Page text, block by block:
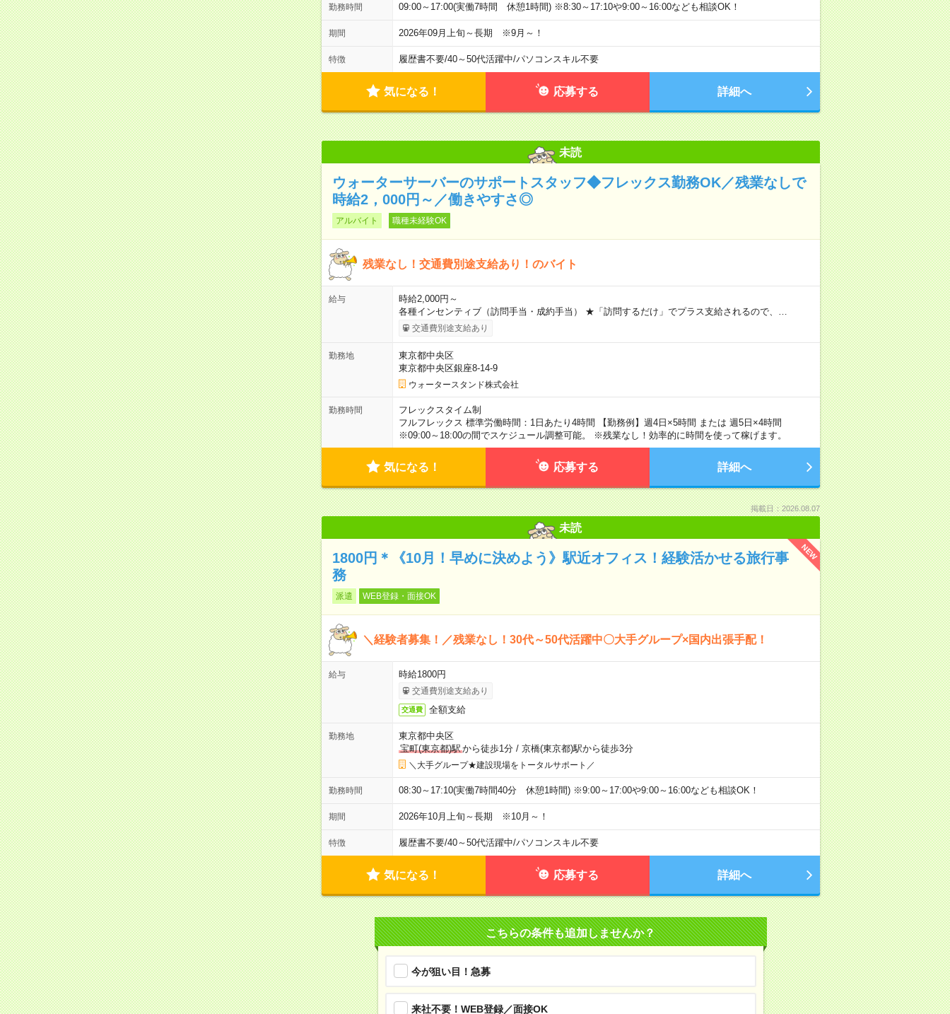
勤務時間 09:00～17:00(実働7時間 休憩1時間) ※8:30～17:10や9:00～16:00なども相談OK！
期間 2026年09月上旬～長期 ※9月～！
特徴 履歴書不要/40～50代活躍中/パソコンスキル不要
気になる！ 応募する 詳細へ
未読
ウォーターサーバーのサポートスタッフ◆フレックス勤務OK／残業なしで
時給2，000円～／働きやすさ◎
アルバイト 職種未経験OK
残業なし！交通費別途支給あり！のバイト
給与
時給2,000円～
各種インセンティブ（訪問手当・成約手当） ★「訪問するだけ」でプラス支給されるので、…
交通費別途支給あり
勤務地
東京都中央区
東京都中央区銀座8-14-9
ウォータースタンド株式会社
勤務時間
フレックスタイム制
フルフレックス 標準労働時間：1日あたり4時間 【勤務例】週4日×5時間 または 週5日×4時間
※09:00～18:00の間でスケジュール調整可能。 ※残業なし！効率的に時間を使って稼げます。
気になる！ 応募する 詳細へ
掲載日：2026.08.07
未読
NEW
1800円＊《10月！早めに決めよう》駅近オフィス！経験活かせる旅行事
務
派遣 WEB登録・面接OK
＼経験者募集！／残業なし！30代～50代活躍中〇大手グループ×国内出張手配！
給与 時給1800円
交通費別途支給あり
交通費 全額支給
勤務地
東京都中央区
宝町(東京都)駅から徒歩1分/ 京橋(東京都)駅から徒歩3分
＼大手グループ★建設現場をトータルサポート／
勤務時間 08:30～17:10(実働7時間40分 休憩1時間) ※9:00～17:00や9:00～16:00なども相談OK！
期間 2026年10月上旬～長期 ※10月～！
特徴 履歴書不要/40～50代活躍中/パソコンスキル不要
気になる！ 応募する 詳細へ
こちらの条件も追加しませんか？
今が狙い目！急募
来社不要！WEB登録／面接OK